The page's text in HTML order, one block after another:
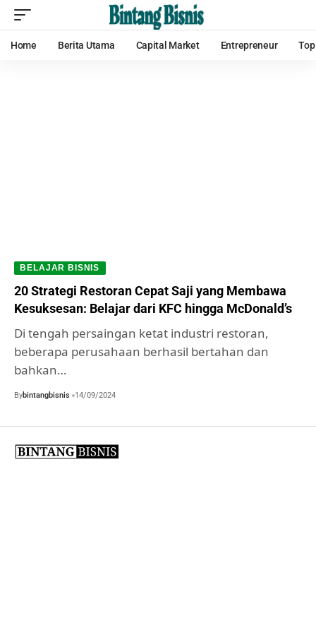
Home Berita Utama Capital Market Entrepreneur
BELAJAR BISNIS
20 Strategi Restoran Cepat Saji yang Membawa
Kesuksesan: Belajar dari KFC hingga McDonald’s
Di tengah persaingan ketat industri restoran,
beberapa perusahaan berhasil bertahan dan
bahkan…
Bybintangbisnis 14/09/2024